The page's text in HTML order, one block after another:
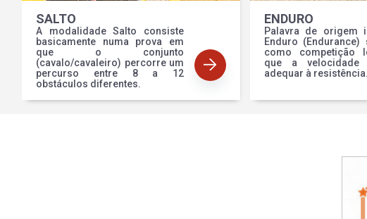
SALTO
A modalidade Salto consiste
basicamente numa prova em
que o conjunto
(cavalo/cavaleiro) percorre um
percurso entre 8 a 12
obstáculos diferentes.
ENDURO
Palavra de origem
Enduro (Endurance)
como competição
que a velocidade
adequar à resistência.